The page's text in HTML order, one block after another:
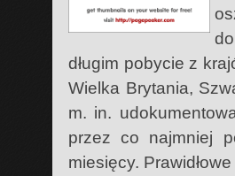
długim pobycie z
Wielka Brytania,
m. in.
przez co najmniej
miesięcy.